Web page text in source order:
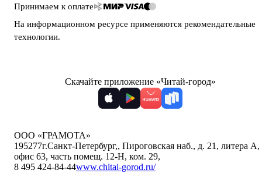
Принимаем к оплате
На информационном ресурсе применяются рекомендательные
технологии.
Скачайте приложение «Читай-город»
ООО «ГРАМОТА»
195277г.Санкт-Петербург,, Пироговская наб., д. 21, литера А,
офис 63, часть помещ. 12-Н, ком. 29,
8 495 424-84-44www.chitai-gorod.ru/